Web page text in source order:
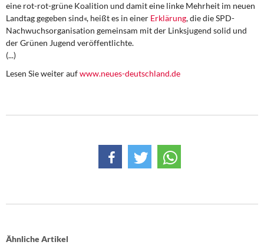
DIE LINKE
Weitere Themen
Memo-Gruppe
eine rot-rot-grüne Koalition und damit eine linke Mehrheit im neuen
Landtag gegeben sind«, heißt es in einer Erklärung, die die SPD-
Nachwuchsorganisation gemeinsam mit der Linksjugend solid und
der Grünen Jugend veröffentlichte.
(...)
Lesen Sie weiter aufwww.neues-deutschland.de
Ähnliche Artikel